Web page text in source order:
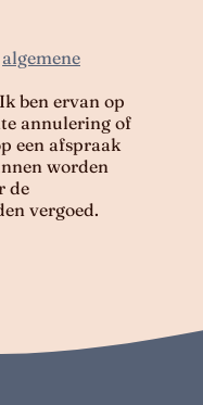
algemene
ben ervan op
annulering of
een afspraak
worden
de
vergoed.